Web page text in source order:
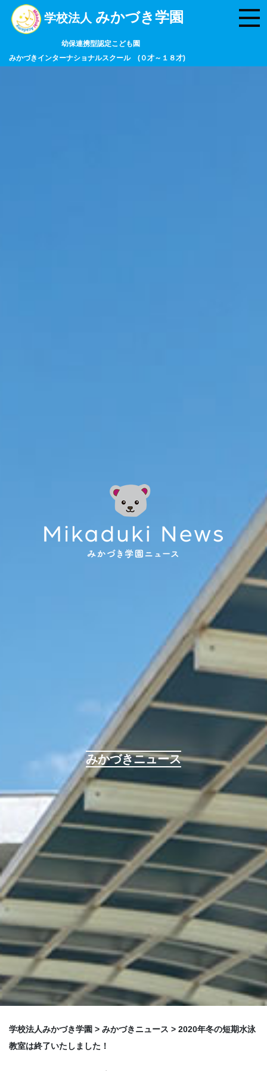
学校法人 みかづき学園
幼保連携型認定こども園
みかづきインターナショナルスクール (０才～１８才)
みかづきニュース
学校法人みかづき学園 > みかづきニュース > 2020年冬の短期水泳
教室は終了いたしました！